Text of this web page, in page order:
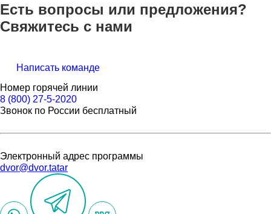
Есть вопросы или предложения?
Свяжитесь с нами
Написать команде
Номер горячей линии
8 (800) 27-5-2020
Звонок по России бесплатный
Электронный адрес программы
dvor@dvor.tatar